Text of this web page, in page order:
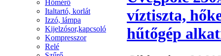
Hőmérő
Italtartó, korlát
Izzó, lámpa
Kijelzósor,kapcsoló
Kompresszor
Relé
víztiszta,
hűtőgép